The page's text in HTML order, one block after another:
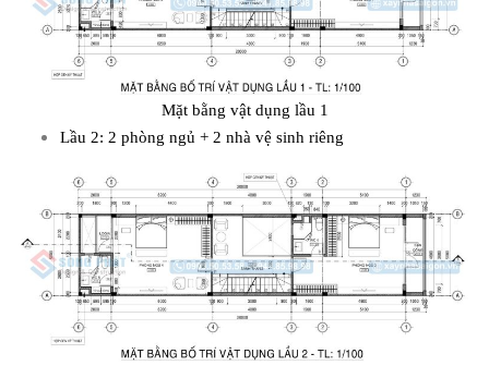
Mặt bằng vật dụng lầu 1
Lầu 2: 2 phòng ngủ + 2 nhà vệ sinh riêng